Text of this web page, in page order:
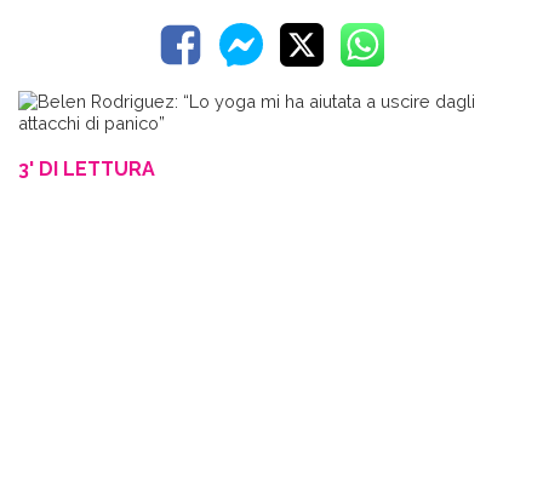
3' DI LETTURA